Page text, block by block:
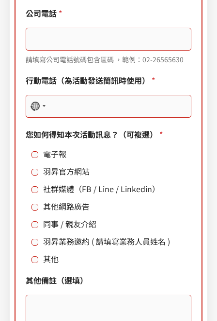
公司電話 *
請填寫公司電話號碼包含區碼 ，範例：02-26565630
行動電話（為活動發送簡訊時使用） *
N
c
o
u
t
r
y
s
e
e
c
您如何得知本次活動訊息？（可複選） *
電子報
羽昇官方網站
社群媒體（FB / Line / Linkedin）
其他網路廣告
同事 / 親友介紹
羽昇業務邀約 ( 請填寫業務人員姓名 )
其他
其他備註（選填）